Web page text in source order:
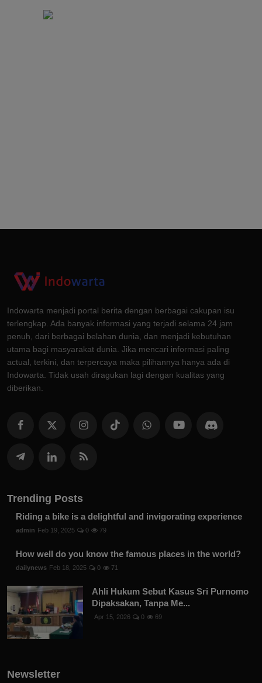
Indowarta menjadi portal berita dengan berbagai cakupan isu
terlengkap. Ada banyak informasi yang terjadi selama 24 jam
penuh, dari berbagai belahan dunia, dan menjadi kebutuhan
utama bagi masyarakat dunia. Jika mencari informasi paling
actual, terkini, dan terpercaya maka pilihannya hanya ada di
Indowarta. Tidak usah diragukan lagi dengan kualitas yang
diberikan.
Trending Posts
Riding a bike is a delightful and invigorating experience
admin Feb 19, 2025 0 79
How well do you know the famous places in the world?
dailynews Feb 18, 2025 0 71
Ahli Hukum Sebut Kasus Sri Purnomo
Dipaksakan, Tanpa Me...
Apr 15, 2026 0 69
Newsletter